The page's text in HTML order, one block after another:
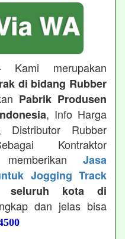
merupakan
di bidang Rubber
Pabrik Produsen
, Info Harga
Distributor Rubber
Kontraktor
Jasa
Jogging Track
seluruh kota di
dan jelas bisa